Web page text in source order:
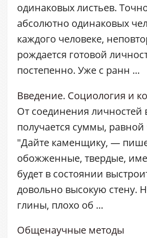
одинаковых листьев.
абсолютно одинаковых
каждого человеке,
рождается готовой
постепенно. Уже с ранн ...
Введение. Социология и
От соединения личностей
получается суммы,
"Дайте каменщику, —
обожженные, твердые,
будет в состоянии
довольно высокую стену.
глины, плохо об ...
Общенаучные методы